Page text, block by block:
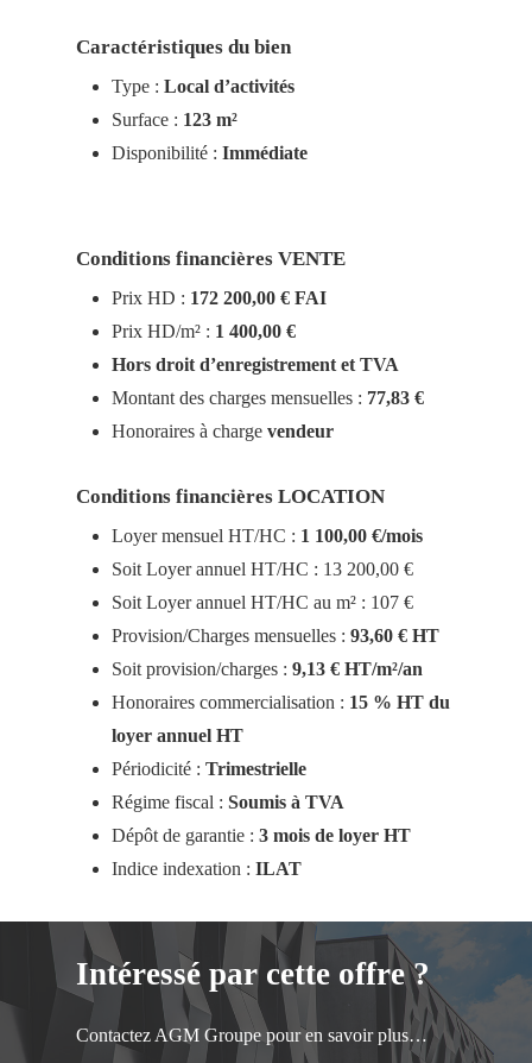
Caractéristiques du bien
Type : Local d’activités
Surface : 123 m²
Disponibilité : Immédiate
Conditions financières VENTE
Prix HD : 172 200,00 € FAI
Prix HD/m² : 1 400,00 €
Hors droit d’enregistrement et TVA
Montant des charges mensuelles : 77,83 €
Honoraires à charge vendeur
Conditions financières LOCATION
Loyer mensuel HT/HC : 1 100,00 €/mois
Soit Loyer annuel HT/HC : 13 200,00 €
Soit Loyer annuel HT/HC au m² : 107 €
Provision/Charges mensuelles : 93,60 € HT
Soit provision/charges : 9,13 € HT/m²/an
Honoraires commercialisation : 15 % HT du
loyer annuel HT
Périodicité : Trimestrielle
Régime fiscal : Soumis à TVA
Dépôt de garantie : 3 mois de loyer HT
Indice indexation : ILAT
Intéressé par cette offre ?
Contactez AGM Groupe pour en savoir plus…